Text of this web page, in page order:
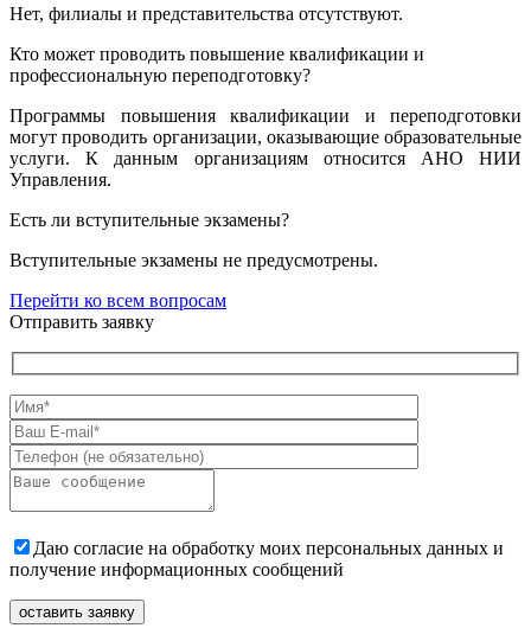
Нет, филиалы и представительства отсутствуют.
Кто может проводить повышение квалификации и
профессиональную переподготовку?
Программы повышения квалификации и переподготовки
могут проводить организации, оказывающие образовательные
услуги. К данным организациям относится АНО НИИ
Управления.
Есть ли вступительные экзамены?
Вступительные экзамены не предусмотрены.
Перейти ко всем вопросам
Отправить заявку
Даю согласие на обработку моих персональных данных и
получение информационных сообщений